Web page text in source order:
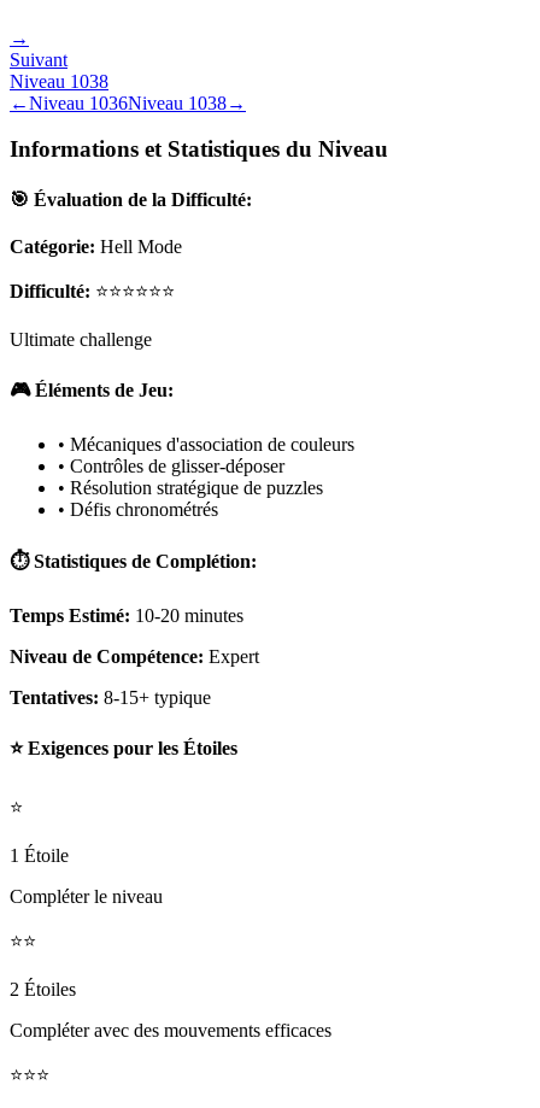
→
Suivant
Niveau 1038
←Niveau 1036Niveau 1038→
Informations et Statistiques du Niveau
🎯 Évaluation de la Difficulté:
Catégorie: Hell Mode
Difficulté: ⭐⭐⭐⭐⭐⭐
Ultimate challenge
🎮 Éléments de Jeu:
• Mécaniques d'association de couleurs
• Contrôles de glisser-déposer
• Résolution stratégique de puzzles
• Défis chronométrés
⏱️ Statistiques de Complétion:
Temps Estimé: 10-20 minutes
Niveau de Compétence: Expert
Tentatives: 8-15+ typique
⭐ Exigences pour les Étoiles
⭐
1 Étoile
Compléter le niveau
⭐⭐
2 Étoiles
Compléter avec des mouvements efficaces
⭐⭐⭐